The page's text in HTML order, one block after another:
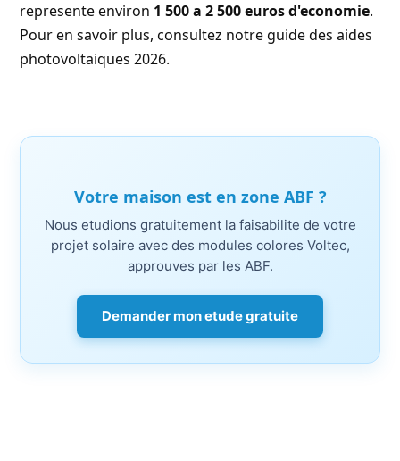
represente environ 1 500 a 2 500 euros d'economie.
Pour en savoir plus, consultez notre guide des aides
photovoltaiques 2026.
Votre maison est en zone ABF ?
Nous etudions gratuitement la faisabilite de votre
projet solaire avec des modules colores Voltec,
approuves par les ABF.
Demander mon etude gratuite